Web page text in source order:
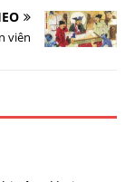
viên